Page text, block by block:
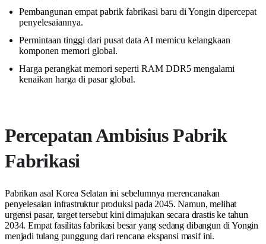
Pembangunan empat pabrik fabrikasi baru di Yongin dipercepat
penyelesaiannya.
Permintaan tinggi dari pusat data AI memicu kelangkaan
komponen memori global.
Harga perangkat memori seperti RAM DDR5 mengalami
kenaikan harga di pasar global.
Percepatan Ambisius Pabrik
Fabrikasi
Pabrikan asal Korea Selatan ini sebelumnya merencanakan
penyelesaian infrastruktur produksi pada 2045. Namun, melihat
urgensi pasar, target tersebut kini dimajukan secara drastis ke tahun
2034. Empat fasilitas fabrikasi besar yang sedang dibangun di Yongin
menjadi tulang punggung dari rencana ekspansi masif ini.